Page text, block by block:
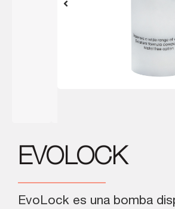
EVOLOCK
EvoLock es una bomba